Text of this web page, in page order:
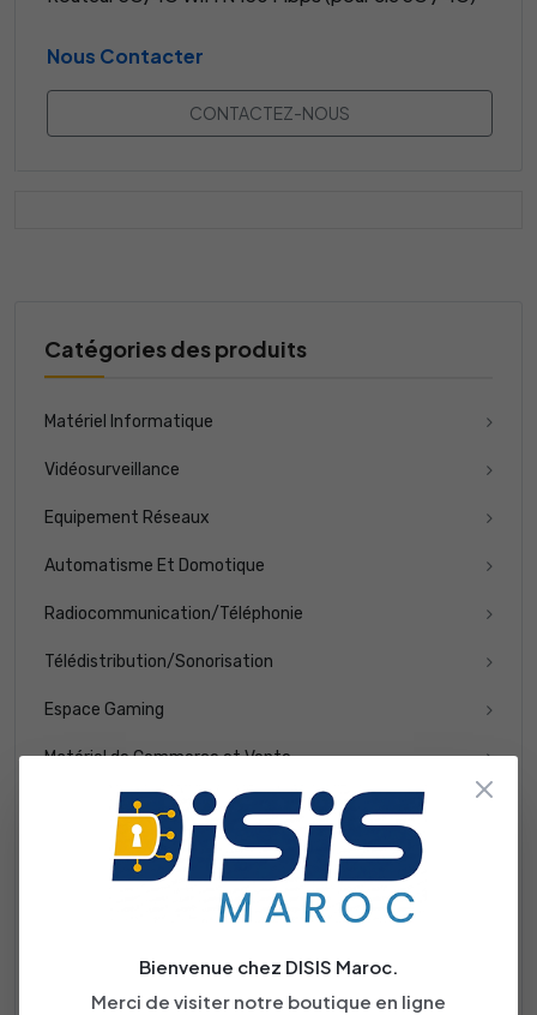
Catégories des produits
Matériel Informatique
Vidéosurveillance
Equipement Réseaux
Automatisme Et Domotique
Radiocommunication/Téléphonie
Télédistribution/Sonorisation
Espace Gaming
Matériel de Commerce et Vente
Multimédia
Contrôle Daccès et Pointeuse
Solution innovante
Nous Contacter
CONTACTEZ-NOUS
Bienvenue chez DISIS Maroc.
Merci de visiter notre boutique en ligne